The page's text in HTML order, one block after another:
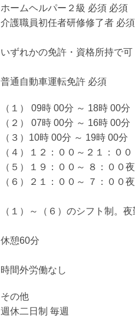
ホームヘルパー２級 必須 必須
介護職員初任者研修修了者 必須
いずれかの免許・資格所持で可
普通自動車運転免許 必須
（１） 09時 00分 ～ 18時 00分
（２） 07時 00分 ～ 16時 00分
（３）10時 00分 ～ 19時 00分
（４）１２：００～２１：００
（５）１９：００～ ８：００
（６）２１：００～ ７：００
（１）～（６）のシフト制。
休憩60分
時間外労働なし
その他
週休二日制 毎週